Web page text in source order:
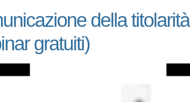
della titolarità
gratuiti)